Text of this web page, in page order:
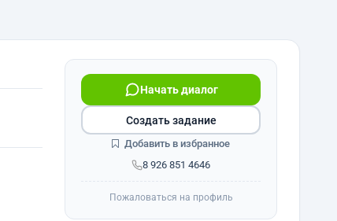
8 926 851 4646
Начать диалог
Создать задание
Добавить в избранное
Пожаловаться на профиль